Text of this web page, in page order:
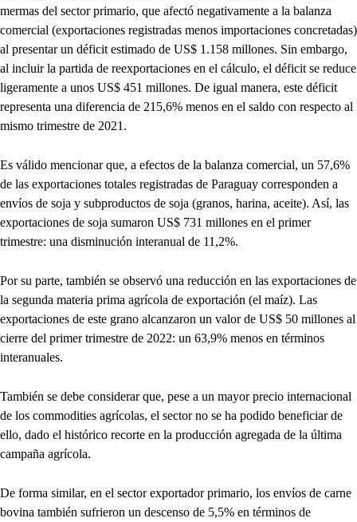
mermas del sector primario, que afectó negativamente a la balanza
comercial (exportaciones registradas menos importaciones concretadas)
al presentar un déficit estimado de US$ 1.158 millones. Sin embargo,
al incluir la partida de reexportaciones en el cálculo, el déficit se reduce
ligeramente a unos US$ 451 millones. De igual manera, este déficit
representa una diferencia de 215,6% menos en el saldo con respecto al
mismo trimestre de 2021.
Es válido mencionar que, a efectos de la balanza comercial, un 57,6%
de las exportaciones totales registradas de Paraguay corresponden a
envíos de soja y subproductos de soja (granos, harina, aceite). Así, las
exportaciones de soja sumaron US$ 731 millones en el primer
trimestre: una disminución interanual de 11,2%.
Por su parte, también se observó una reducción en las exportaciones de
la segunda materia prima agrícola de exportación (el maíz). Las
exportaciones de este grano alcanzaron un valor de US$ 50 millones al
cierre del primer trimestre de 2022: un 63,9% menos en términos
interanuales.
También se debe considerar que, pese a un mayor precio internacional
de los commodities agrícolas, el sector no se ha podido beneficiar de
ello, dado el histórico recorte en la producción agregada de la última
campaña agrícola.
De forma similar, en el sector exportador primario, los envíos de carne
bovina también sufrieron un descenso de 5,5% en términos de